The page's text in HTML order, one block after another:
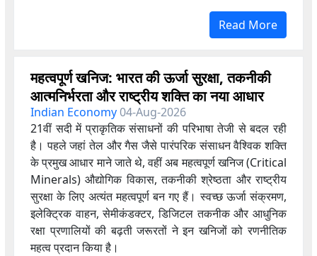
Read More
महत्वपूर्ण खनिज: भारत की ऊर्जा सुरक्षा, तकनीकी
आत्मनिर्भरता और राष्ट्रीय शक्ति का नया आधार
Indian Economy04-Aug-2026
21वीं सदी में प्राकृतिक संसाधनों की परिभाषा तेजी से बदल रही
है। पहले जहां तेल और गैस जैसे पारंपरिक संसाधन वैश्विक शक्ति
के प्रमुख आधार माने जाते थे, वहीं अब महत्वपूर्ण खनिज (Critical
Minerals) औद्योगिक विकास, तकनीकी श्रेष्ठता और राष्ट्रीय
सुरक्षा के लिए अत्यंत महत्वपूर्ण बन गए हैं। स्वच्छ ऊर्जा संक्रमण,
इलेक्ट्रिक वाहन, सेमीकंडक्टर, डिजिटल तकनीक और आधुनिक
रक्षा प्रणालियों की बढ़ती जरूरतों ने इन खनिजों को रणनीतिक
महत्व प्रदान किया है।